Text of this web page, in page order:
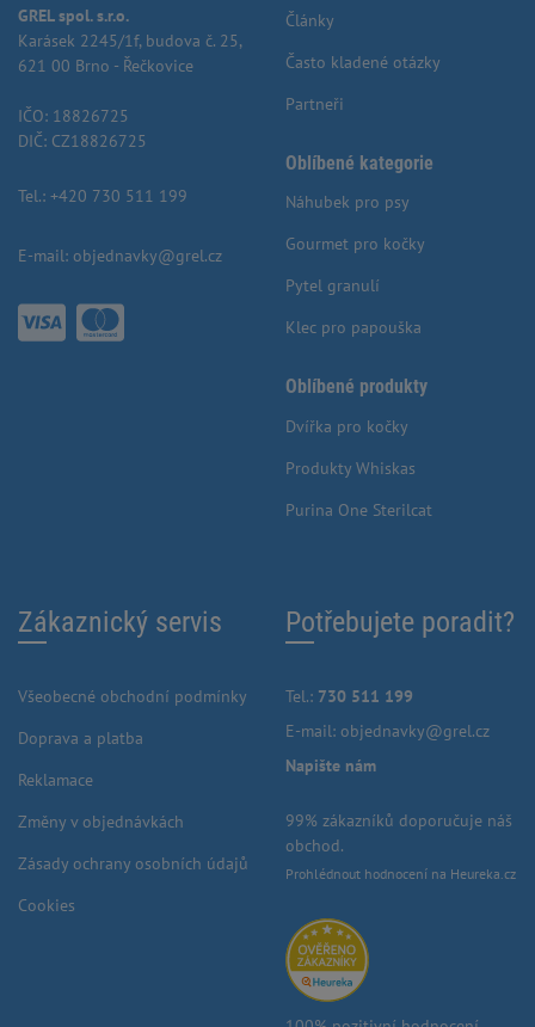
GREL spol. s.r.o.
Karásek 2245/1f, budova č. 25,
621 00 Brno - Řečkovice
IČO: 18826725
DIČ: CZ18826725
Tel.: +420 730 511 199
E-mail: objednavky@grel.cz
Články
Často kladené otázky
Partneři
Oblíbené kategorie
Náhubek pro psy
Gourmet pro kočky
Pytel granulí
Klec pro papouška
Oblíbené produkty
Dvířka pro kočky
Produkty Whiskas
Purina One Sterilcat
Zákaznický servis
Všeobecné obchodní podmínky
Doprava a platba
Reklamace
Změny v objednávkách
Zásady ochrany osobních údajů
Cookies
Potřebujete poradit?
Tel.: 730 511 199
E-mail: objednavky@grel.cz
Napište nám
99% zákazníků doporučuje náš
obchod.
Prohlédnout hodnocení na Heureka.cz